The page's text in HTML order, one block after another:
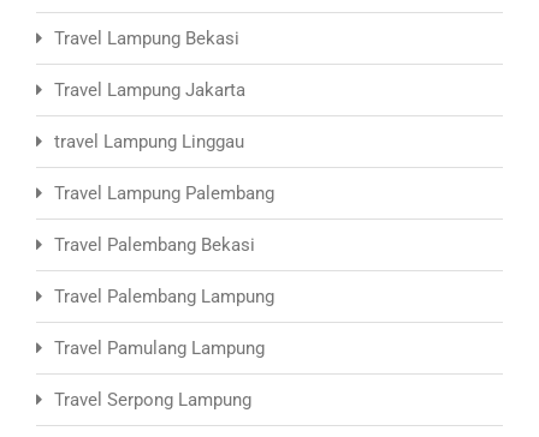
Travel Lampung Bekasi
Travel Lampung Jakarta
travel Lampung Linggau
Travel Lampung Palembang
Travel Palembang Bekasi
Travel Palembang Lampung
Travel Pamulang Lampung
Travel Serpong Lampung